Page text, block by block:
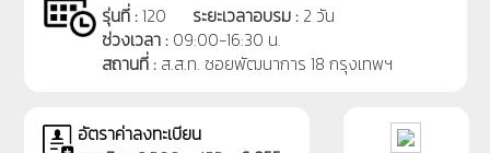
รุ่นที่ :120 ระยะเวลาอบรม : 2 วัน
ช่วงเวลา : 09:00-16:30 น.
สถานที่ : ส.ส.ท. ซอยพัฒนาการ 18 กรุงเทพฯ
อัตราค่าลงทะเบียน